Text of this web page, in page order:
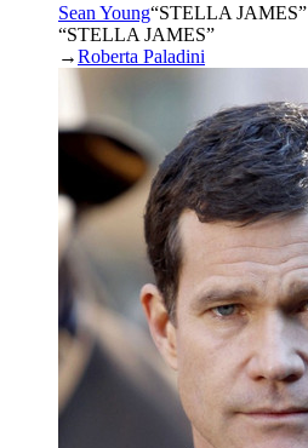
Sean Young“STELLA JAMES”
“STELLA JAMES”
→Roberta Paladini